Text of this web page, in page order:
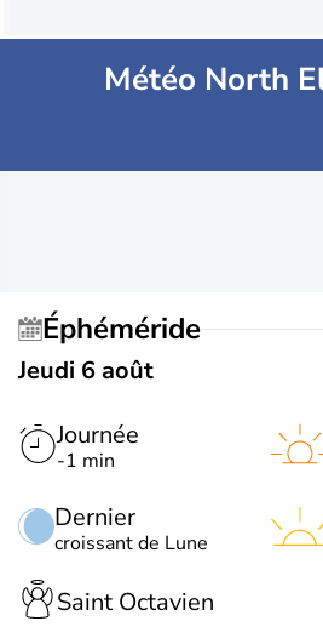
Météo North
Éphéméride
Jeudi 6 août
Journée
-1 min
Dernier
croissant de Lune
Saint Octavien